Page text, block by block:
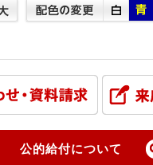
公的給付について